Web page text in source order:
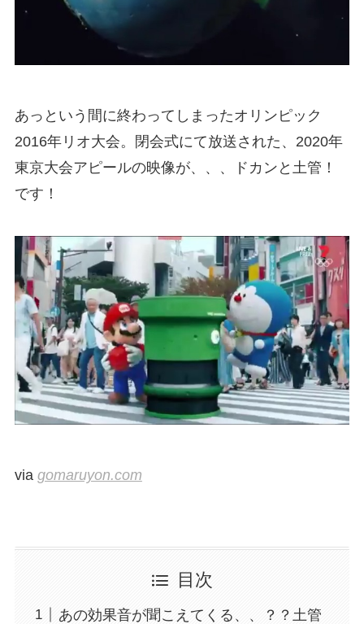
あっという間に終わってしまったオリンピック
2016年リオ大会。閉会式にて放送された、2020年
東京大会アピールの映像が、、、ドカンと土管！
です！
via gomaruyon.com
目次
あの効果音が聞こえてくる、、？？土管